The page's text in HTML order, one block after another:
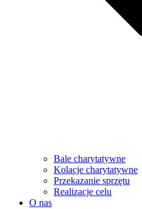
Bale charytatywne
Kolacje charytatywne
Przekazanie sprzętu
Realizacje celu
O nas